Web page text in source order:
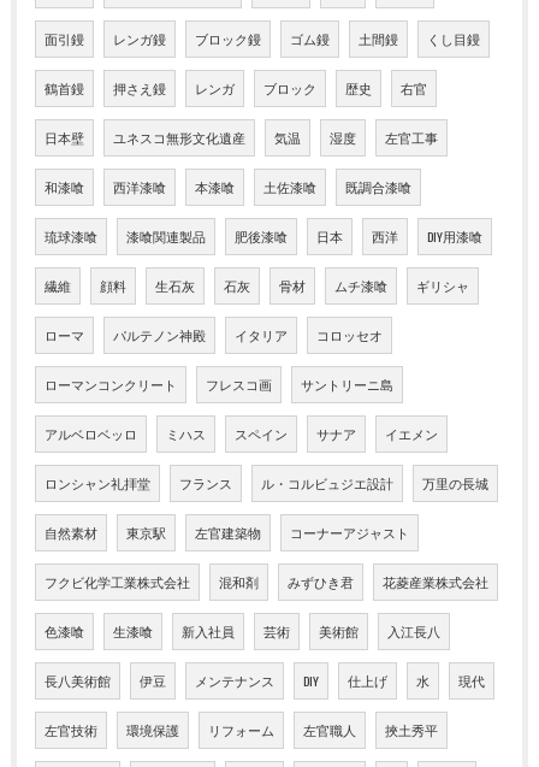
面引鏝 レンガ鏝 ブロック鏝 ゴム鏝 土間鏝 くし目鏝
鶴首鏝 押さえ鏝 レンガ ブロック 歴史 右官
日本壁 ユネスコ無形文化遺産 気温 湿度 左官工事
和漆喰 西洋漆喰 本漆喰 土佐漆喰 既調合漆喰
琉球漆喰 漆喰関連製品 肥後漆喰 日本 西洋 DIY用漆喰
繊維 顔料 生石灰 石灰 骨材 ムチ漆喰 ギリシャ
ローマ パルテノン神殿 イタリア コロッセオ
ローマンコンクリート フレスコ画 サントリーニ島
アルベロベッロ ミハス スペイン サナア イエメン
ロンシャン礼拝堂 フランス ル・コルビュジエ設計 万里の長城
自然素材 東京駅 左官建築物 コーナーアジャスト
フクビ化学工業株式会社 混和剤 みずひき君 花菱産業株式会社
色漆喰 生漆喰 新入社員 芸術 美術館 入江長八
長八美術館 伊豆 メンテナンス DIY 仕上げ 水 現代
左官技術 環境保護 リフォーム 左官職人 挾土秀平